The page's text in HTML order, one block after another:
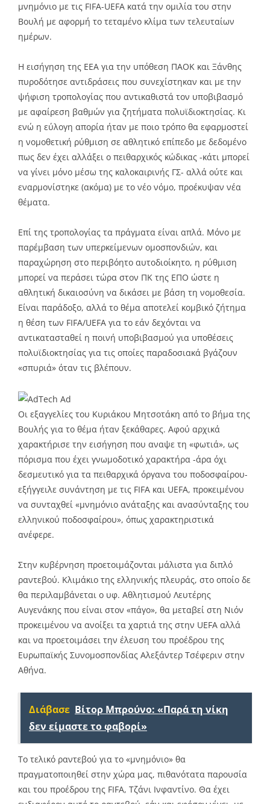
μνημόνιο με τις FIFA-UEFA κατά την ομιλία του στην
Βουλή με αφορμή το τεταμένο κλίμα των τελευταίων
ημέρων.
Η εισήγηση της ΕΕΑ για την υπόθεση ΠΑΟΚ και Ξάνθης
πυροδότησε αντιδράσεις που συνεχίστηκαν και με την
ψήφιση τροπολογίας που αντικαθιστά τον υποβιβασμό
με αφαίρεση βαθμών για ζητήματα πολυϊδιοκτησίας. Κι
ενώ η εύλογη απορία ήταν με ποιο τρόπο θα εφαρμοστεί
η νομοθετική ρύθμιση σε αθλητικό επίπεδο με δεδομένο
πως δεν έχει αλλάξει ο πειθαρχικός κώδικας -κάτι μπορεί
να γίνει μόνο μέσω της καλοκαιρινής ΓΣ- αλλά ούτε και
εναρμονίστηκε (ακόμα) με το νέο νόμο, προέκυψαν νέα
θέματα.
Επί της τροπολογίας τα πράγματα είναι απλά. Μόνο με
παρέμβαση των υπερκείμενων ομοσπονδιών, και
παραχώρηση στο περιβόητο αυτοδιοίκητο, η ρύθμιση
μπορεί να περάσει τώρα στον ΠΚ της ΕΠΟ ώστε η
αθλητική δικαιοσύνη να δικάσει με βάση τη νομοθεσία.
Είναι παράδοξο, αλλά το θέμα αποτελεί κομβικό ζήτημα
η θέση των FIFA/UEFA για το εάν δεχόνται να
αντικατασταθεί η ποινή υποβιβασμού για υποθέσεις
πολυϊδιοκτησίας για τις οποίες παραδοσιακά βγάζουν
«σπυριά» όταν τις βλέπουν.
Οι εξαγγελίες του Κυριάκου Μητσοτάκη από το βήμα της
Βουλής για το θέμα ήταν ξεκάθαρες. Αφού αρχικά
χαρακτήρισε την εισήγηση που αναψε τη «φωτιά», ως
πόρισμα που έχει γνωμοδοτικό χαρακτήρα -άρα όχι
δεσμευτικό για τα πειθαρχικά όργανα του ποδοσφαίρου-
εξήγγειλε συνάντηση με τις FIFA και UEFA, προκειμένου
να συνταχθεί «μνημόνιο ανάταξης και ανασύνταξης του
ελληνικού ποδοσφαίρου», όπως χαρακτηριστικά
ανέφερε.
Στην κυβέρνηση προετοιμάζονται μάλιστα για διπλό
ραντεβού. Κλιμάκιο της ελληνικής πλευράς, στο οποίο δε
θα περιλαμβάνεται ο υφ. Αθλητισμού Λευτέρης
Αυγενάκης που είναι στον «πάγο», θα μεταβεί στη Νιόν
προκειμένου να ανοίξει τα χαρτιά της στην UEFA αλλά
και να προετοιμάσει την έλευση του προέδρου της
Ευρωπαϊκής Συνομοσπονδίας Αλεξάντερ Τσέφεριν στην
Αθήνα.
Διάβασε Βίτορ Μπρούνο: «Παρά τη νίκη
δεν είμαστε το φαβορί»
Το τελικό ραντεβού για το «μνημόνιο» θα
πραγματοποιηθεί στην χώρα μας, πιθανότατα παρουσία
και του προέδρου της FIFA, Τζάνι Ινφαντίνο. Θα έχει